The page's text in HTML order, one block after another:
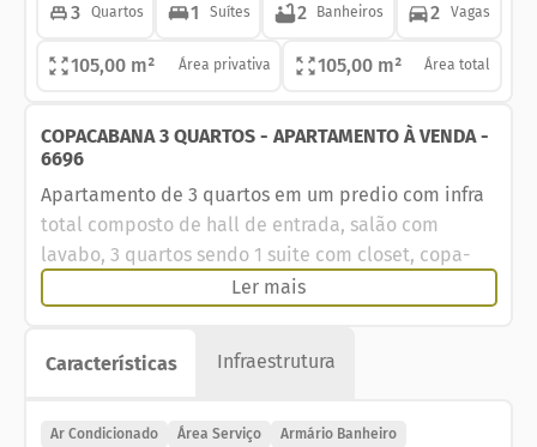
3 Quartos 1 Suítes 2 Banheiros 2 Vagas
105,00 m² Área privativa 105,00 m² Área total
COPACABANA 3 QUARTOS - APARTAMENTO À VENDA -
6696
Apartamento de 3 quartos em um predio com infra
total composto de hall de entrada, salão com
lavabo, 3 quartos sendo 1 suite com closet, copa-
cozinha e area e banheiro de serviço. Reforma
lindissima de extremo bom gosto. 2 vagas na
piscinas (infantil e adulto), sauna, children care,
salões de festas, churrasqueira, jogos (totó, ping-
Ler mais
Características Infraestrutura
Ar Condicionado Área Serviço
Armário Banheiro